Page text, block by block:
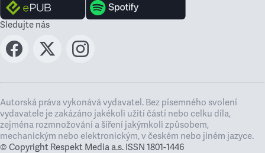
Sledujte nás
Autorská práva vykonává vydavatel. Bez písemného svolení
vydavatele je zakázáno jakékoli užití částí nebo celku díla,
zejména rozmnožování a šíření jakýmkoli způsobem,
mechanickým nebo elektronickým, v českém nebo jiném jazyce.
© Copyright Respekt Media a.s. ISSN 1801-1446